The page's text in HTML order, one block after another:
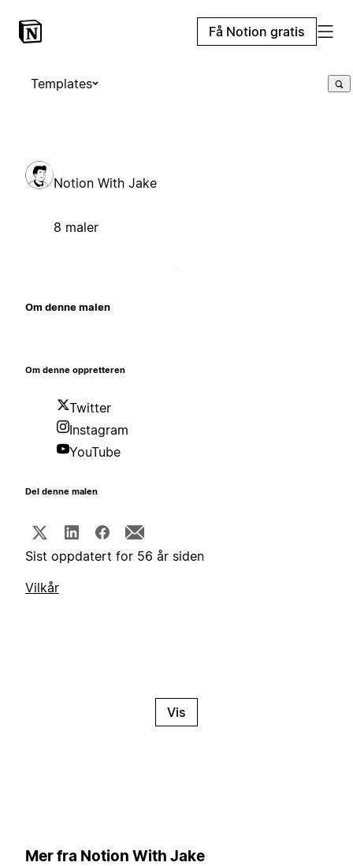
Få Notion gratis
Templates
Notion With Jake
8 maler
Om denne malen
Om denne oppretteren
Twitter
Instagram
YouTube
Del denne malen
Sist oppdatert for 56 år siden
Vilkår
Vis
Mer fra Notion With Jake